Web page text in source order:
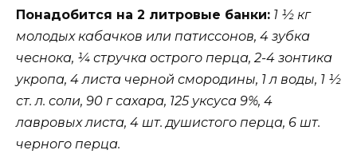
Понадобится на 2 литровые банки: 1 ½ кг
молодых кабачков или патиссонов, 4 зубка
чеснока, ¼ стручка острого перца, 2-4 зонтика
укропа, 4 листа черной смородины, 1 л воды, 1 ½
ст. л. соли, 90 г сахара, 125 уксуса 9%, 4
лавровых листа, 4 шт. душистого перца, 6 шт.
черного перца.